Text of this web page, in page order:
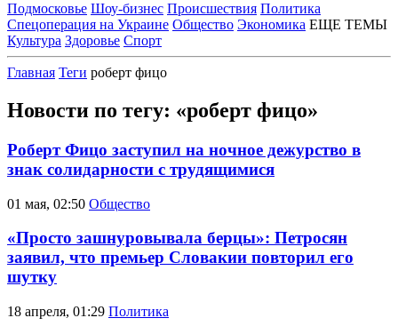
Подмосковье Шоу-бизнес Происшествия Политика
Спецоперация на Украине Общество Экономика ЕЩЕ ТЕМЫ
Культура Здоровье Спорт
Главная Теги роберт фицо
Новости по тегу: «роберт фицо»
Роберт Фицо заступил на ночное дежурство в
знак солидарности с трудящимися
01 мая, 02:50 Общество
«Просто зашнуровывала берцы»: Петросян
заявил, что премьер Словакии повторил его
шутку
18 апреля, 01:29 Политика